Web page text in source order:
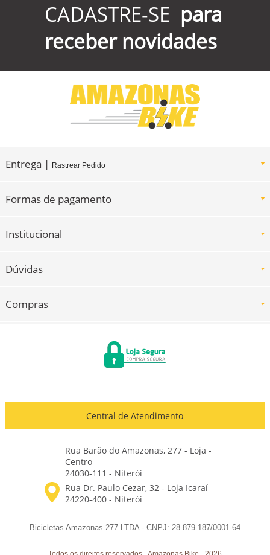
CADASTRE-SE para
receber novidades
Entrega | Rastrear Pedido
Formas de pagamento
Institucional
Dúvidas
Compras
Central de Atendimento
Rua Barão do Amazonas, 277 - Loja -
Centro
24030-111 - Niterói
Bicicletas Amazonas 277 LTDA - CNPJ: 28.879.187/0001-64